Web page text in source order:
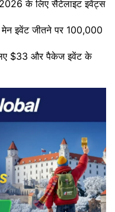
2026 के लिए सैटेलाइट इवेंट्स
मेन इवेंट जीतने पर 100,000
$33 और पैकेज इवेंट के